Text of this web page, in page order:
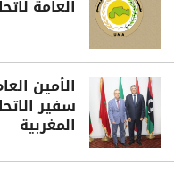
العامة
الأمين
سفير
المغربية